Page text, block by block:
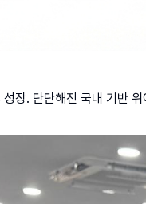
장. 단단해진 국내 기반 위